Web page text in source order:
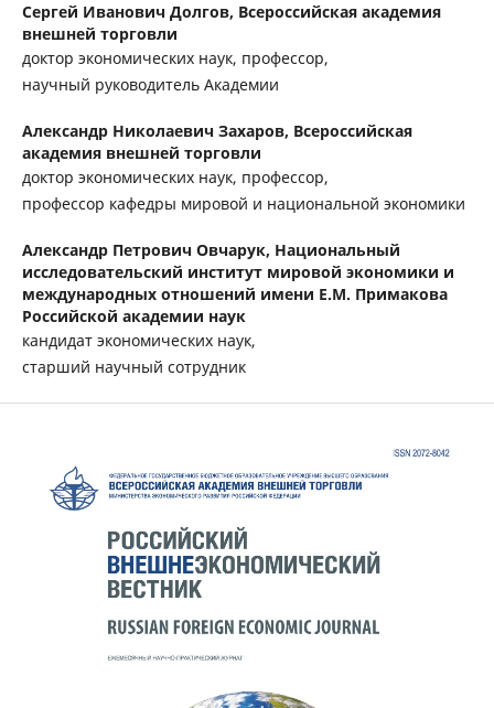
Сергей Иванович Долгов, Всероссийская академия
внешней торговли
доктор экономических наук, профессор,
научный руководитель Академии
Александр Николаевич Захаров, Всероссийская
академия внешней торговли
доктор экономических наук, профессор,
профессор кафедры мировой и национальной экономики
Александр Петрович Овчарук, Национальный
исследовательский институт мировой экономики и
международных отношений имени Е.М. Примакова
Российской академии наук
кандидат экономических наук,
старший научный сотрудник